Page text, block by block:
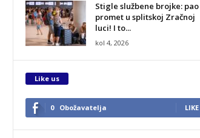
Stigle službene brojke: pao
promet u splitskoj Zračnoj
luci! I to...
kol 4, 2026
Like us
0 Obožavatelja LIKE